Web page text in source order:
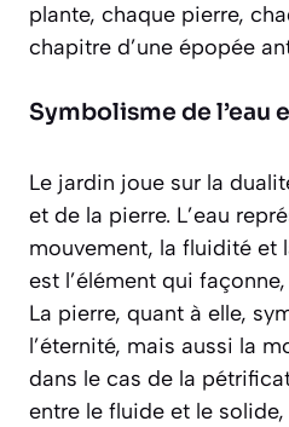
plante, chaque pierre,
chapitre d’une épopée
Symbolisme de l’eau
Le jardin joue sur la
et de la pierre. L’eau
mouvement, la fluidité et
est l’élément qui
La pierre, quant à elle,
l’éternité, mais aussi la
dans le cas de la
entre le fluide et le